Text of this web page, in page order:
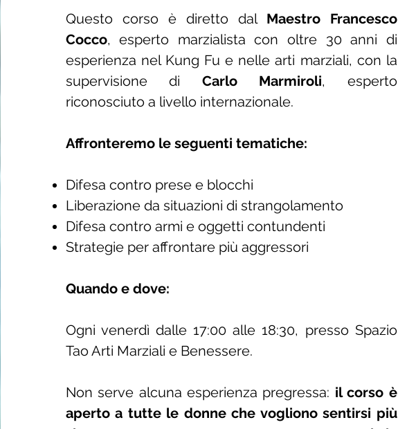
Questo corso è diretto dal Maestro Francesco
Cocco, esperto marzialista con oltre 30 anni di
esperienza nel Kung Fu e nelle arti marziali, con la
supervisione di Carlo Marmiroli, esperto
riconosciuto a livello internazionale.
Affronteremo le seguenti tematiche:
Difesa contro prese e blocchi
Liberazione da situazioni di strangolamento
Difesa contro armi e oggetti contundenti
Strategie per affrontare più aggressori
Quando e dove:
Ogni venerdì dalle 17:00 alle 18:30, presso Spazio
Tao Arti Marziali e Benessere.
Non serve alcuna esperienza pregressa: il corso è
aperto a tutte le donne che vogliono sentirsi più